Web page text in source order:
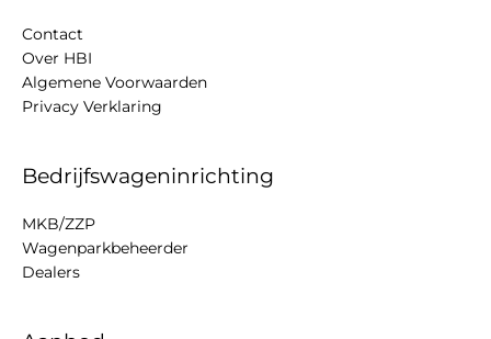
Contact
Over HBI
Algemene Voorwaarden
Privacy Verklaring
Bedrijfswageninrichting
MKB/ZZP
Wagenparkbeheerder
Dealers